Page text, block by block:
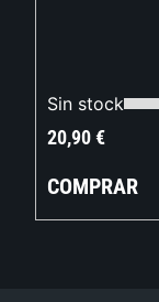
Sin stock
20,90€
COMPRAR